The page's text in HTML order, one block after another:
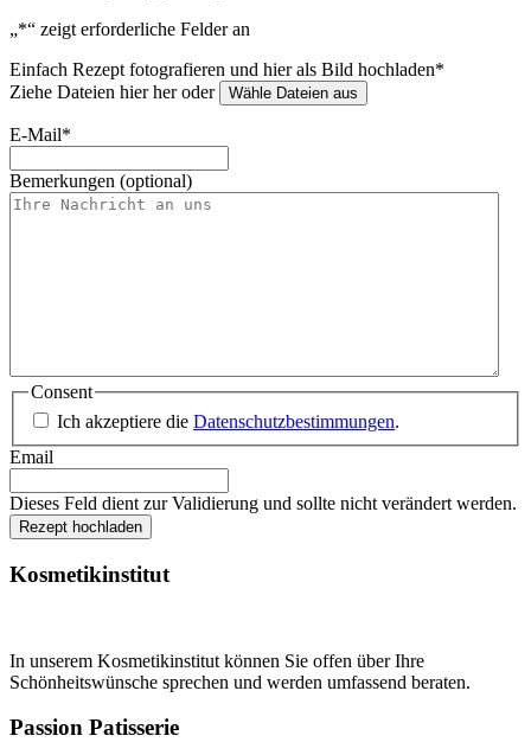
„*“ zeigt erforderliche Felder an
Einfach Rezept fotografieren und hier als Bild hochladen*
Ziehe Dateien hier her oder
Wähle Dateien aus
E-Mail*
Bemerkungen (optional)
Consent
Ich akzeptiere die Datenschutzbestimmungen.
Email
Dieses Feld dient zur Validierung und sollte nicht verändert werden.
Kosmetikinstitut
In unserem Kosmetikinstitut können Sie offen über Ihre
Schönheitswünsche sprechen und werden umfassend beraten.
Passion Patisserie